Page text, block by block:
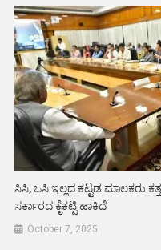
ಸಿಸಿ, ಒಸಿ ಇಲ್ಲದ ಕಟ್ಟಡ ಮಾಲಕರು
ಸರ್ಕಾರದ ಕೈಕಟ್ಟಿ ಹಾಕಿದೆ
October 7, 2025